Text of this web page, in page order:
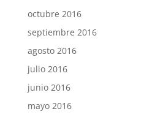
octubre 2016
septiembre 2016
agosto 2016
julio 2016
junio 2016
mayo 2016